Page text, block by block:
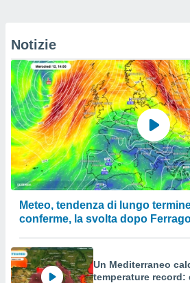
Notizie
Meteo, tendenza di lungo
conferme, la svolta dopo
Un Mediterraneo
temperature